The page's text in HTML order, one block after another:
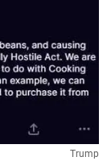
Trump